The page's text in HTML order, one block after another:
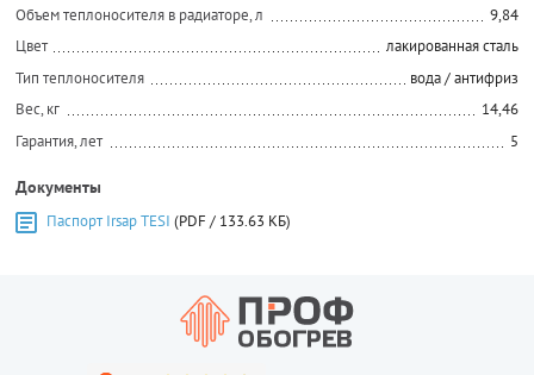
Объем теплоносителя в радиаторе, л
9,84
Цвет
лакированная сталь
Тип теплоносителя
вода / антифриз
Вес, кг
14,46
Гарантия, лет
5
Документы
Паспорт Irsap TESI (PDF / 133.63 КБ)